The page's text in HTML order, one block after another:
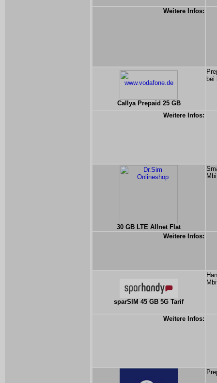
Weitere Infos:
Callya Prepaid 25 GB
bei
Weitere Infos:
30 GB LTE Allnet Flat
Weitere Infos:
sparSIM 45 GB 5G Tarif
Weitere Infos: